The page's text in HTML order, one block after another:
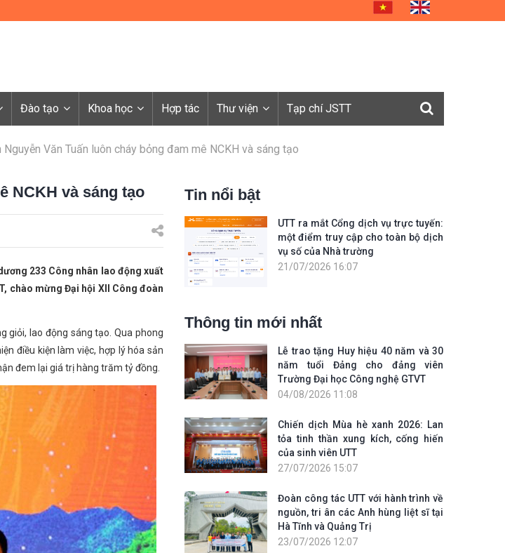
Đào tạo Khoa học Hợp tác Thư viện Tạp chí JSTT
Nguyễn Văn Tuấn luôn cháy bỏng đam mê NCKH và sáng tạo
NCKH và sáng tạo
233 Công nhân lao động xuất
chào mừng Đại hội XII Công đoàn
giỏi, lao động sáng tạo. Qua phong
điều kiện làm việc, hợp lý hóa sản
đem lại giá trị hàng trăm tỷ đồng.
Tin nổi bật
UTT ra mắt Cổng dịch vụ trực tuyến:
một điểm truy cập cho toàn bộ dịch
vụ số của Nhà trường
21/07/2026 16:07
Thông tin mới nhất
Lễ trao tặng Huy hiệu 40 năm và 30
năm tuổi Đảng cho đảng viên
Trường Đại học Công nghệ GTVT
04/08/2026 11:08
Chiến dịch Mùa hè xanh 2026: Lan
tỏa tinh thần xung kích, cống hiến
của sinh viên UTT
27/07/2026 15:07
Đoàn công tác UTT với hành trình về
nguồn, tri ân các Anh hùng liệt sĩ tại
Hà Tĩnh và Quảng Trị
23/07/2026 12:07